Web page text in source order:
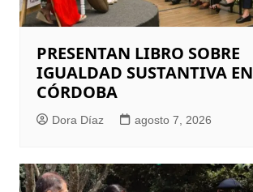
PRESENTAN LIBRO SOBRE
IGUALDAD SUSTANTIVA EN
CÓRDOBA
Dora Díaz agosto 7, 2026